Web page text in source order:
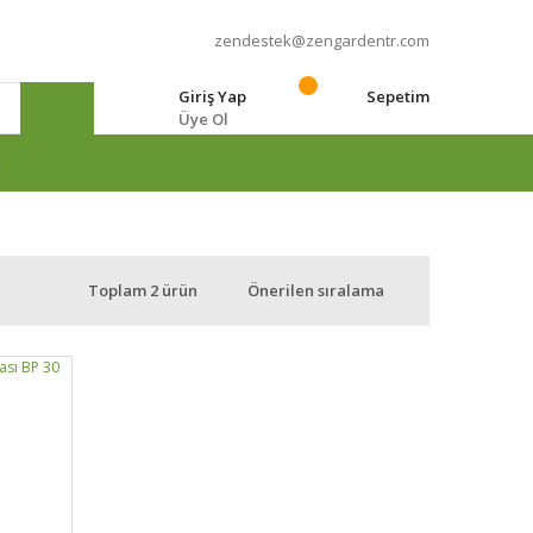
zendestek@zengardentr.com
Giriş Yap
Üye Ol
Sepetim
Toplam 2 ürün